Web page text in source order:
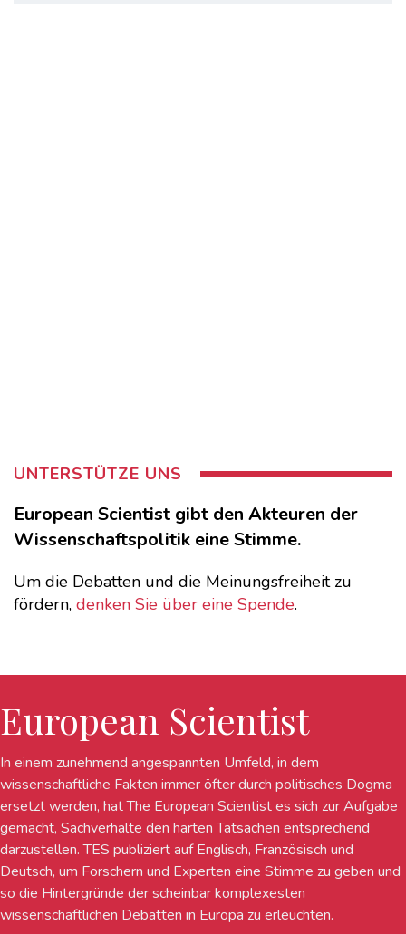
UNTERSTÜTZE UNS
European Scientist gibt den Akteuren der
Wissenschaftspolitik eine Stimme.
Um die Debatten und die Meinungsfreiheit zu
fördern, denken Sie über eine Spende.
European Scientist
In einem zunehmend angespannten Umfeld, in dem
wissenschaftliche Fakten immer öfter durch politisches Dogma
ersetzt werden, hat The European Scientist es sich zur Aufgabe
gemacht, Sachverhalte den harten Tatsachen entsprechend
darzustellen. TES publiziert auf Englisch, Französisch und
Deutsch, um Forschern und Experten eine Stimme zu geben und
so die Hintergründe der scheinbar komplexesten
wissenschaftlichen Debatten in Europa zu erleuchten.